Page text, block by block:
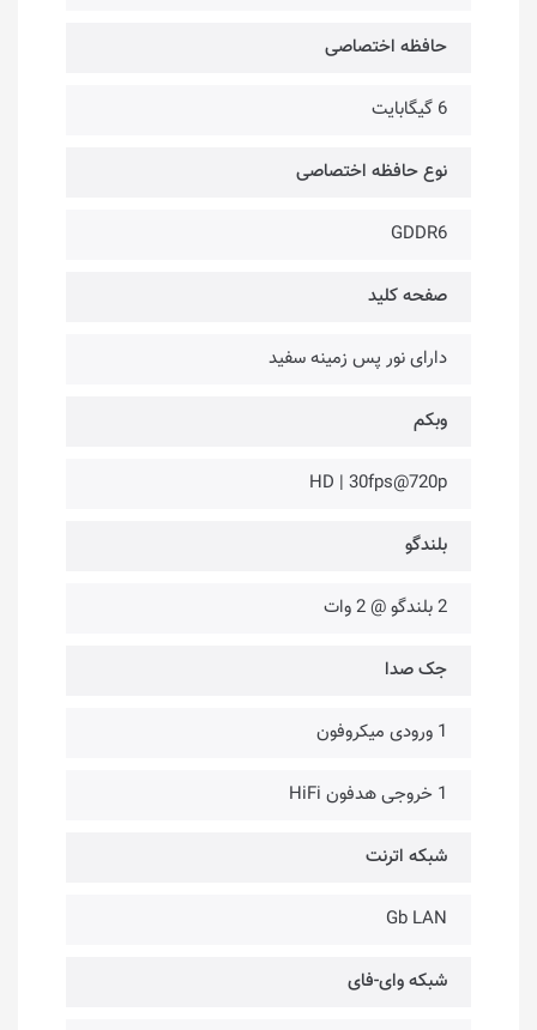
حافظه اختصاصی
6 گیگابایت
نوع حافظه اختصاصی
GDDR6
صفحه کلید
دارای نور پس زمینه سفید
وبکم
HD | 30fps@720p
بلندگو
2 بلندگو @ 2 وات
جک صدا
1 ورودی میکروفون
1 خروجی هدفون HiFi
شبکه اترنت
Gb LAN
شبکه وای-فای